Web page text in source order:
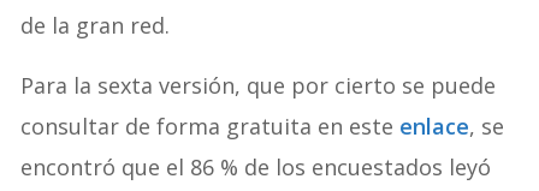
de la gran red.
Para la sexta versión, que por cierto se puede
consultar de forma gratuita en este enlace, se
encontró que el 86 % de los encuestados leyó